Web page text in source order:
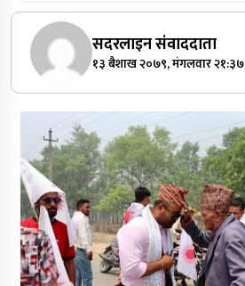
सदरलाइन संवाददाता
१३ बैशाख २०७९, मंगलवार २१:३७